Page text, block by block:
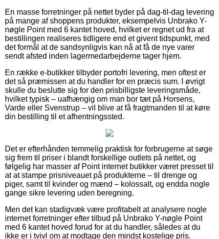
En masse forretninger på nettet byder på dag-til-dag levering
på mange af shoppens produkter, eksempelvis Unbrako Y-
nøgle Point med 6 kantet hoved, hvilket er regnet ud fra at
bestillingen realiseres tidligere end et givent tidspunkt, med
det formål at de sandsynligvis kan nå at få de nye varer
sendt afsted inden lagermedarbejderne tager hjem.
En række e-butikker tilbyder portofri levering, men oftest er
det så præmissen at du handler for en præcis sum. I øvrigt
skulle du beslutte sig for den prisbilligste leveringsmåde,
hvilket typisk – uafhængig om man bor tæt på Horsens,
Varde eller Svenstrup – vil blive at få fragtmanden til at køre
din bestilling til et afhentningssted.
Det er efterhånden temmelig praktisk for forbrugerne at søge
sig frem til priser i blandt forskellige outlets på nettet, og
følgelig har masser af Point internet butikker været presset til
at at stampe prisniveauet på produkterne – til drenge og
piger, samt til kvinder og mænd – kolossalt, og endda nogle
gange sikre levering uden beregning.
Men det kan stadigvæk være profitabelt at analysere nogle
internet forretninger efter tilbud på Unbrako Y-nøgle Point
med 6 kantet hoved forud for at du handler, således at du
ikke er i tvivl om at modtage den mindst kostelige pris.